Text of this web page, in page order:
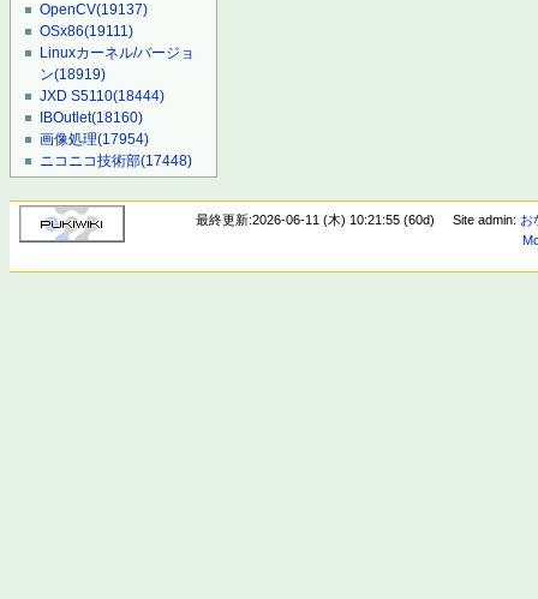
OpenCV(19137)
OSx86(19111)
Linuxカーネル/バージョ
ン(18919)
JXD S5110(18444)
IBOutlet(18160)
画像処理(17954)
ニコニコ技術部(17448)
最終更新:2026-06-11 (木) 10:21:55 (60d) Site admin: お